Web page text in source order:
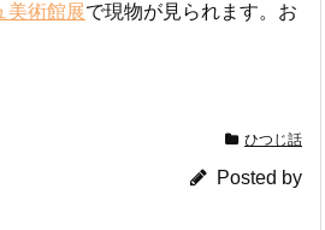
美術館展で現物が見られます。お
ひつじ話
Posted by